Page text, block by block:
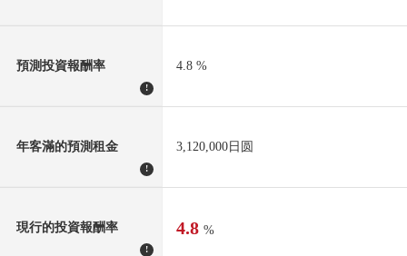
預測投資報酬率
!
4.8 %
年客滿的預測租金
!
3,120,000日圆
現行的投資報酬率
!
4.8 %